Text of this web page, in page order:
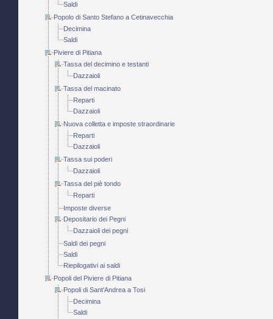
Saldi
Popolo di Santo Stefano a Cetinavecchia
Decimina
Saldi
Piviere di Pitiana
Tassa del decimino e testanti
Dazzaioli
Tassa del macinato
Reparti
Dazzaioli
Nuova colletta e imposte straordinarie
Reparti
Dazzaioli
Tassa sui poderi
Dazzaioli
Tassa del piè tondo
Reparti
Imposte diverse
Depositario dei Pegni
Dazzaioli dei pegni
Saldi dei pegni
Saldi
Riepilogativi ai saldi
Popoli del Piviere di Pitiana
Popoli di Sant'Andrea a Tosi
Decimina
Saldi